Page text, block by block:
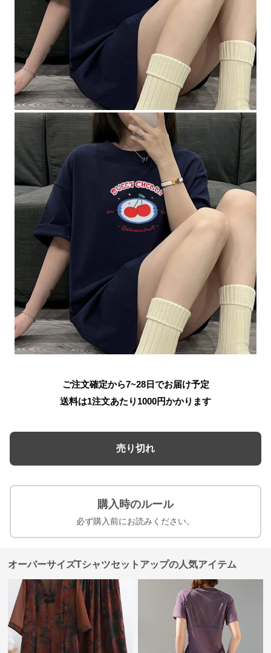
ご注文確定から7~28日でお届け予定
送料は1注文あたり 1000円かかります
売り切れ
購入時のルール
必ず購入前にお読みください。
オーバーサイズTシャツセットアップの人気アイテム